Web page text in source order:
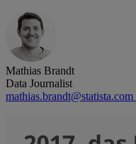
Mathias Brandt
Data Journalist
mathias.brandt@statista.com